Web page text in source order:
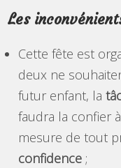
Les
Cette fête est
deux ne
futur enfant, la
faudra la confier à
mesure de tout
confidence ;